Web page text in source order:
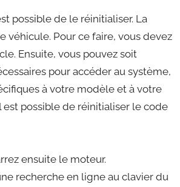
possible de le réinitialiser. La
véhicule. Pour ce faire, vous devez
Ensuite, vous pouvez soit
pour accéder au système,
à votre modèle et à votre
possible de réinitialiser le code
ensuite le moteur.
recherche en ligne au clavier du